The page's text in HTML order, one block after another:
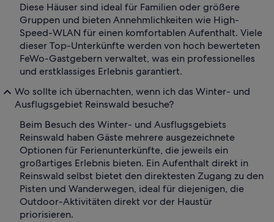
Diese Häuser sind ideal für Familien oder größere
Gruppen und bieten Annehmlichkeiten wie High-
Speed-WLAN für einen komfortablen Aufenthalt. Viele
dieser Top-Unterkünfte werden von hoch bewerteten
FeWo-Gastgebern verwaltet, was ein professionelles
und erstklassiges Erlebnis garantiert.
Wo sollte ich übernachten, wenn ich das Winter- und
Ausflugsgebiet Reinswald besuche?
Beim Besuch des Winter- und Ausflugsgebiets
Reinswald haben Gäste mehrere ausgezeichnete
Optionen für Ferienunterkünfte, die jeweils ein
großartiges Erlebnis bieten. Ein Aufenthalt direkt in
Reinswald selbst bietet den direktesten Zugang zu den
Pisten und Wanderwegen, ideal für diejenigen, die
Outdoor-Aktivitäten direkt vor der Haustür
priorisieren.